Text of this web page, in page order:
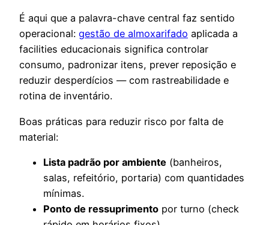
É aqui que a palavra-chave central faz sentido
operacional: gestão de almoxarifado aplicada a
facilities educacionais significa controlar
consumo, padronizar itens, prever reposição e
reduzir desperdícios — com rastreabilidade e
rotina de inventário.
Boas práticas para reduzir risco por falta de
material:
Lista padrão por ambiente (banheiros,
salas, refeitório, portaria) com quantidades
mínimas.
Ponto de ressuprimento por turno (check